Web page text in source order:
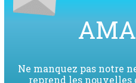
Ne manquez pas notre
reprend les nouvelles